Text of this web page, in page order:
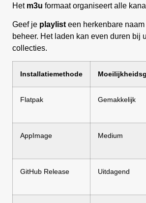
Het m3u formaat organiseert alle
Geef je playlist een herkenbare
beheer. Het laden kan even duren bij
collecties.
Installatiemethode
Flatpak Gemakkelijk
AppImage Medium
GitHub Release Uitdagend